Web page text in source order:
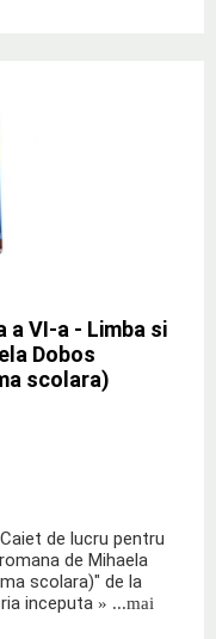
a VI-a - Limba si
Dobos
scolara)
de lucru pentru
de Mihaela
scolara)" de la
inceputa » ...mai